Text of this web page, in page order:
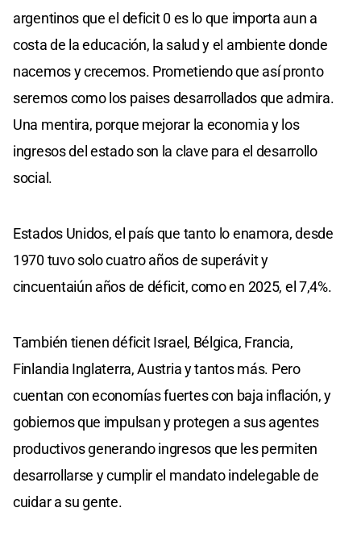
argentinos que el deficit 0 es lo que importa aun a
costa de la educación, la salud y el ambiente donde
nacemos y crecemos. Prometiendo que así pronto
seremos como los paises desarrollados que admira.
Una mentira, porque mejorar la economia y los
ingresos del estado son la clave para el desarrollo
social.
Estados Unidos, el país que tanto lo enamora, desde
1970 tuvo solo cuatro años de superávit y
cincuentaiún años de déficit, como en 2025, el 7,4%.
También tienen déficit Israel, Bélgica, Francia,
Finlandia Inglaterra, Austria y tantos más. Pero
cuentan con economías fuertes con baja inflación, y
gobiernos que impulsan y protegen a sus agentes
productivos generando ingresos que les permiten
desarrollarse y cumplir el mandato indelegable de
cuidar a su gente.